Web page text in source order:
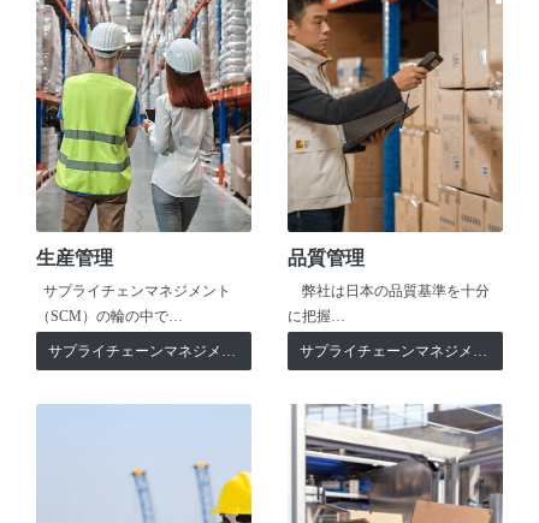
生産管理
サプライチェンマネジメント
（SCM）の輪の中で…
サプライチェーンマネジメント
品質管理
弊社は日本の品質基準を十分
に把握…
サプライチェーンマネジメント